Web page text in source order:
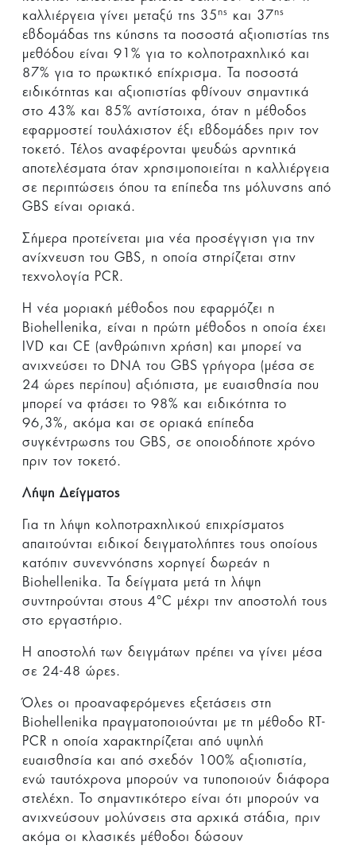
καλλιέργεια γίνει μεταξύ της 35ης και 37ης
εβδομάδας της κύησης τα ποσοστά αξιοπιστίας της
μεθόδου είναι 91% για το κολποτραχηλικό και
87% για το πρωκτικό επίχρισμα. Τα ποσοστά
ειδικότητας και αξιοπιστίας φθίνουν σημαντικά
στο 43% και 85% αντίστοιχα, όταν η μέθοδος
εφαρμοστεί τουλάχιστον έξι εβδομάδες πριν τον
τοκετό. Τέλος αναφέρονται ψευδώς αρνητικά
αποτελέσματα όταν χρησιμοποιείται η καλλιέργεια
σε περιπτώσεις όπου τα επίπεδα της μόλυνσης από
GBS είναι οριακά.
Σήμερα προτείνεται μια νέα προσέγγιση για την
ανίχνευση του GBS, η οποία στηρίζεται στην
τεχνολογία PCR.
Η νέα μοριακή μέθοδος που εφαρμόζει η
Biohellenika, είναι η πρώτη μέθοδος η οποία έχει
IVD και CE (ανθρώπινη χρήση) και μπορεί να
ανιχνεύσει το DNA του GBS γρήγορα (μέσα σε
24 ώρες περίπου) αξιόπιστα, με ευαισθησία που
μπορεί να φτάσει το 98% και ειδικότητα το
96,3%, ακόμα και σε οριακά επίπεδα
συγκέντρωσης του GBS, σε οποιοδήποτε χρόνο
πριν τον τοκετό.
Λήψη Δείγματος
Για τη λήψη κολποτραχηλικού επιχρίσματος
απαιτού­νται ειδικοί δειγματολήπτες τους οποίους
κατόπιν συνεννόησης χορηγεί δωρεάν η
Biohellenika. Τα δείγματα μετά τη λήψη
συντηρούνται στους 4°C μέχρι την αποστολή τους
στο εργαστήριο.
Η αποστολή των δειγμάτων πρέπει να γίνει μέσα
σε 24-48 ώρες.
Όλες οι προαναφερόμενες εξετάσεις στη
Biohellenika πραγματοποιούνται με τη μέθοδο RT-
PCR η οποία χαρακτηρίζεται από υψηλή
ευαισθησία και από σχεδόν 100% αξιοπιστία,
ενώ ταυτόχρονα μπορούν να τυποποιούν διάφορα
στελέχη. Το σημαντικότερο είναι ότι μπορούν να
ανιχνεύσουν μολύνσεις στα αρχικά στάδια, πριν
ακόμα οι κλασικές μέθοδοι δώσουν